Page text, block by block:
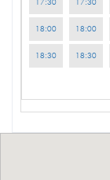
18:00
18:30
18:00
18:30